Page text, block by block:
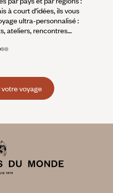
à court d’idées, ils vous
ultra-personnalisé :
ateliers, rencontres…
voyage